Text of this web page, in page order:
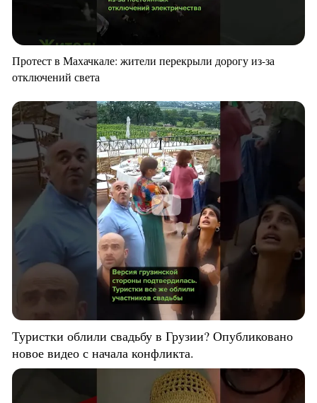
Протест в Махачкале: жители перекрыли дорогу из-за
отключений света
Туристки облили свадьбу в Грузии? Опубликовано
новое видео с начала конфликта.